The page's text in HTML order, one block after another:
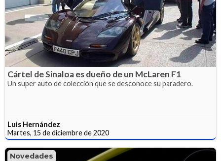
Cártel de Sinaloa es dueño de un McLaren F1
Un super auto de colección que se desconoce su paradero.
Luis Hernández
Martes, 15 de diciembre de 2020
Novedades